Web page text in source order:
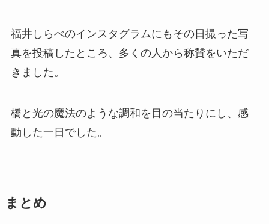
福井しらべのインスタグラムにもその日撮った写
真を投稿したところ、多くの人から称賛をいただ
きました。
橋と光の魔法のような調和を目の当たりにし、感
動した一日でした。
まとめ